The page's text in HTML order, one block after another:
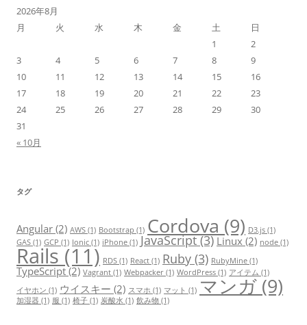
2026年8月
月
火 水 木 金 土
日
1
2
3
4 5 6 7 8
9
10
11 12 13 14 15
16
17
18 19 20 21 22
23
24
25 26 27 28 29
30
31
« 10月
タグ
Angular (2) AWS (1) Bootstrap (1) Cordova (9) D3.js (1)
GAS (1) GCP (1) Ionic (1) iPhone (1) JavaScript(3) Linux (2) node (1)
Rails (11) RDS (1) React (1) Ruby (3) RubyMine (1)
TypeScript(2) Vagrant (1) Webpacker (1) WordPress (1) アイテム (1)
イヤホン (1) ウイスキー (2) スマホ (1) マット (1) マンガ (9)
加湿器 (1) 服 (1) 椅子 (1) 炭酸水 (1) 飲み物 (1)